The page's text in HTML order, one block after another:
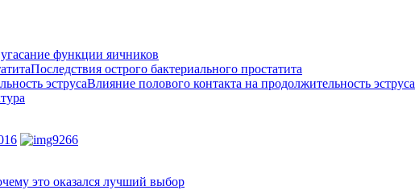
функции яичников
Последствия острого бактериального простатита
Влияние полового контакта на продолжительность эструса
это оказался лучший выбор